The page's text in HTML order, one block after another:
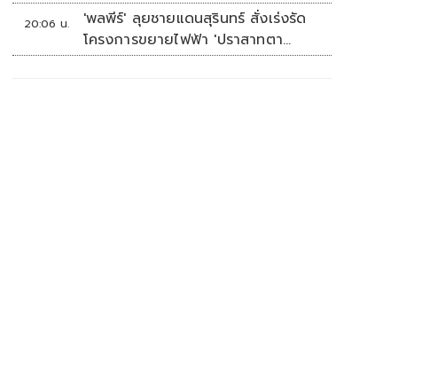
20:06 น.
'พลพีร์' ลุยชายแดนสุรินทร์ สั่งเร่งรัด
โครงการขยายไฟฟ้า 'ปราสาทตา
ควาย-เนิน 350'